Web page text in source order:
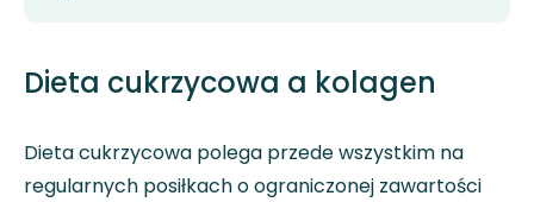
Dieta cukrzycowa a kolagen
Dieta cukrzycowa polega przede wszystkim na
regularnych posiłkach o ograniczonej zawartości